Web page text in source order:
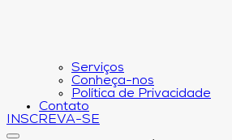
Serviços
Conheça-nos
Política de Privacidade
Contato
INSCREVA-SE